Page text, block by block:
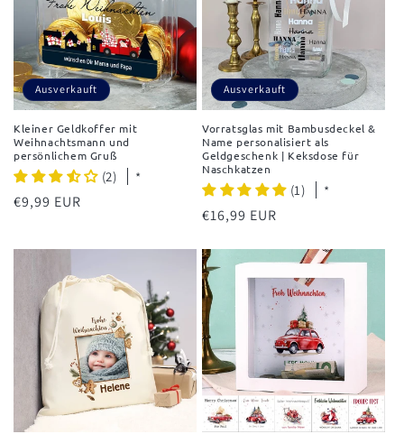
Ausverkauft
Kleiner Geldkoffer mit
Weihnachtsmann und
persönlichem Gruß
(2) *
Normaler
€9,99 EUR
Ausverkauft
Vorratsglas mit Bambusdeckel &
Name personalisiert als
Geldgeschenk | Keksdose für
Naschkatzen
(1) *
Normaler
€16,99 EUR